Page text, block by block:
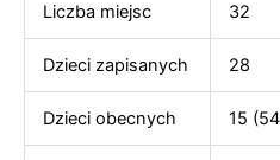
Liczba miejsc 32
Dzieci zapisanych 28
Dzieci obecnych 15